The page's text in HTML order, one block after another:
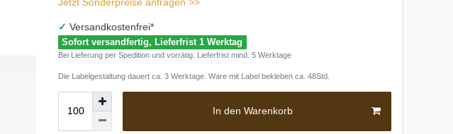
Jetzt Sonderpreise anfragen >>
✓ Versandkostenfrei*
Sofort versandfertig, Lieferfrist 1 Werktag
Bei Lieferung per Spedition und vorrätig: Lieferfrist mind. 5 Werktage
Die Labelgestaltung dauert ca. 3 Werktage. Ware mit Label bekleben ca. 48Std.
In den Warenkorb